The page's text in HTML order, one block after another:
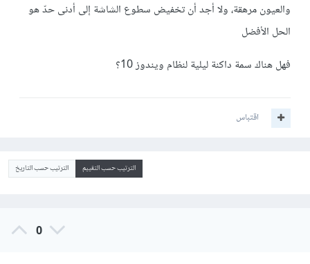
والعيون مرهقة، ولا أجد أن تخفيض سطوع الشاشة إلى أدنى حدّ هو
الحل الأفضل
فهل هناك سمة داكنة ليلية لنظام ويندوز 10؟
اقتباس
الترتيب حسب التقييم الترتيب حسب التاريخ
0